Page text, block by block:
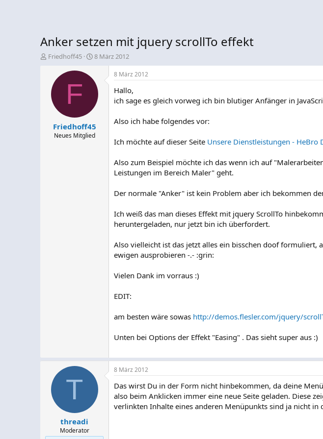
Anker setzen mit jquery scrollTo effekt
E
Friedhoff45
E
t
l
a
m
8 März 2012
F
Friedhoff45
Neues Mitglied
8 März 2012
Hallo,
ich sage es gleich vorweg ich bin blutiger Anfänger in
Also ich habe folgendes vor:
Ich möchte auf dieser Seite Unsere Dienstleistungen - HeBro
Also zum Beispiel möchte ich das wenn ich auf
Leistungen im Bereich Maler" geht.
Der normale "Anker" ist kein Problem aber ich bekommen
Ich weiß das man dieses Effekt mit jquery ScrollTo
heruntergeladen, nur jetzt bin ich überfordert.
Also vielleicht ist das jetzt alles ein bisschen doof formuliert,
ewigen ausprobieren -.- :grin:
Vielen Dank im vorraus :)
EDIT:
am besten wäre sowas http://demos.flesler.com/jquery/
Unten bei Options der Effekt "Easing" . Das sieht super aus :)
T
threadi
Moderator
8 März 2012
Das wirst Du in der Form nicht hinbekommen, da deine
also beim Anklicken immer eine neue Seite geladen. Diese
verlinkten Inhalte eines anderen Menüpunkts sind ja nicht in